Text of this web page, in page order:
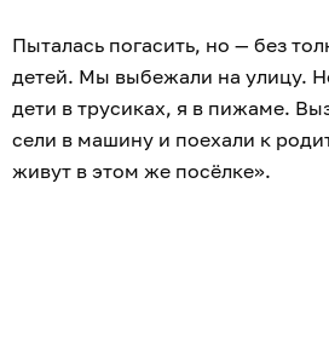
Пыталась погасить, но — без
детей. Мы выбежали на улицу.
дети в трусиках, я в пижаме.
сели в машину и поехали к
живут в этом же посёлке».